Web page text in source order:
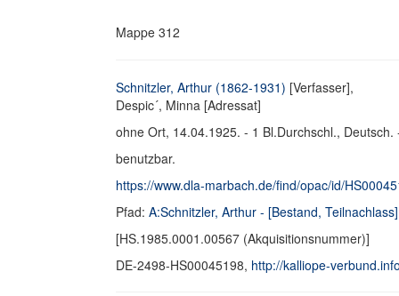
Mappe 312
Schnitzler, Arthur (1862-1931) [Verfasser],
Despic´, Minna [Adressat]
ohne Ort, 14.04.1925. - 1 Bl.Durchschl., Deutsch.
benutzbar.
https://www.dla-marbach.de/find/opac/id/
Pfad: A:Schnitzler, Arthur - [Bestand, Teilnachlass]
[HS.1985.0001.00567 (Akquisitionsnummer)]
DE-2498-HS00045198, http://kalliope-